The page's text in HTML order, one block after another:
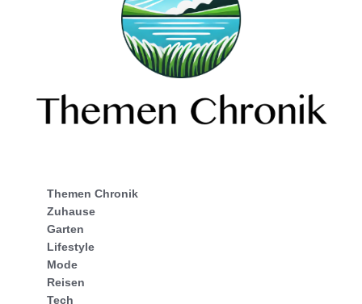
Themen Chronik
Zuhause
Garten
Lifestyle
Mode
Reisen
Tech